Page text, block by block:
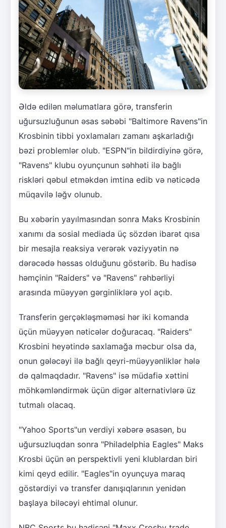
Əldə edilən məlumatlara görə, transferin
uğursuzluğunun əsas səbəbi "Baltimore Ravens"in
Krosbinin tibbi yoxlamaları zamanı aşkarladığı
bəzi problemlər olub. "ESPN"in bildirdiyinə görə,
"Ravens" klubu oyunçunun səhhəti ilə bağlı
riskləri qəbul etməkdən imtina edib və nəticədə
müqavilə ləğv olunub.
Bu xəbərin yayılmasından sonra Maks Krosbinin
xanımı da sosial mediada üç sözdən ibarət qısa
bir mesajla reaksiya verərək vəziyyətin nə
dərəcədə həssas olduğunu göstərib. Bu hadisə
həmçinin "Raiders" və "Ravens" rəhbərliyi
arasında müəyyən gərginliklərə yol açıb.
Transferin gerçəkləşməməsi hər iki komanda
üçün müəyyən nəticələr doğuracaq. "Raiders"
Krosbini heyətində saxlamağa məcbur olsa da,
onun gələcəyi ilə bağlı qeyri-müəyyənliklər hələ
də qalmaqdadır. "Ravens" isə müdafiə xəttini
möhkəmləndirmək üçün digər alternativlərə üz
tutmalı olacaq.
"Yahoo Sports"un verdiyi xəbərə əsasən, bu
uğursuzluqdan sonra "Philadelphia Eagles" Maks
Krosbi üçün ən perspektivli yeni klublardan biri
kimi qeyd edilir. "Eagles"in oyunçuya maraq
göstərdiyi və transfer danışıqlarının yenidən
başlaya biləcəyi ehtimal olunur.